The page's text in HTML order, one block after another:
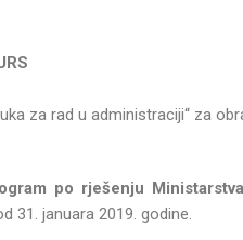
za rad u administraciji“ za
po rješenju
31. januara 2019. godine.